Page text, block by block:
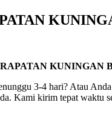
KUNINGAN
3-4 hari? Atau
Kami kirim tepat waktu